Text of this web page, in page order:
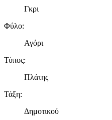
Γκρι
Φύλο:
Αγόρι
Τύπος:
Πλάτης
Τάξη:
Δημοτικού